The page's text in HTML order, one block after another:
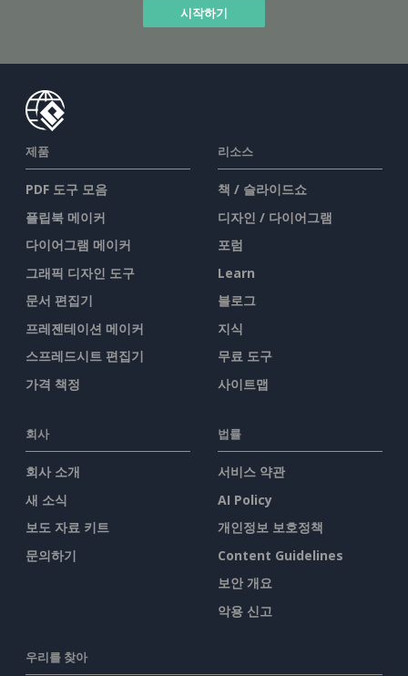
시작하기
제품
PDF 도구 모음
플립북 메이커
다이어그램 메이커
그래픽 디자인 도구
문서 편집기
프레젠테이션 메이커
스프레드시트 편집기
가격 책정
리소스
책 / 슬라이드쇼
디자인 / 다이어그램
포럼
Learn
블로그
지식
무료 도구
사이트맵
회사
회사 소개
새 소식
보도 자료 키트
문의하기
법률
서비스 약관
AI Policy
개인정보 보호정책
Content Guidelines
보안 개요
악용 신고
우리를 찾아